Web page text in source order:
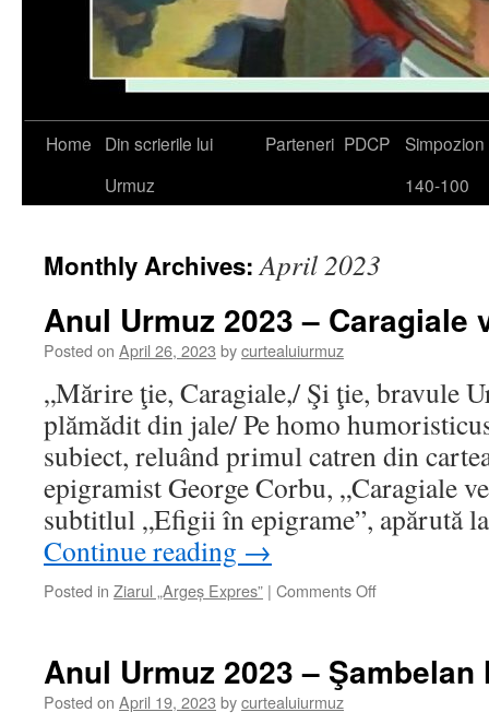
Skip
Home
Din scrierile lui
Urmuz
Parteneri PDCP
140-100
Monthly Archives:April 2023
Anul Urmuz 2023 – Caragiale
Posted on April 26, 2023 bycurtealuiurmuz
„Mărire ţie, Caragiale,/ Şi ţie, bravule
plămădit din jale/ Pe homo
subiect, reluând primul catren din
epigramist George Corbu, „Caragiale
subtitlul „Efigii în epigrame”, apărută
Continue reading →
Posted in Ziarul „Argeș Expres” | Comments Offon
–
Anul Urmuz 2023 –
Posted on April 19, 2023 bycurtealuiurmuz